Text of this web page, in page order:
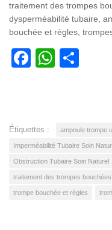
traitement des trompes
dysperméabilité tubaire,
bouchée et règles,
Facebook
Étiquettes : ampoule trompe
Imperméabilité Tubaire Soin
Obstruction Tubaire Soin Naturel
traitement des trompes bouchées
trompe bouchée et règles